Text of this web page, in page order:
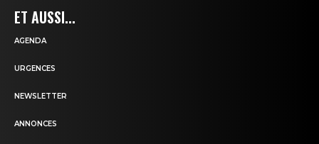
ET AUSSI...
AGENDA
URGENCES
NEWSLETTER
ANNONCES